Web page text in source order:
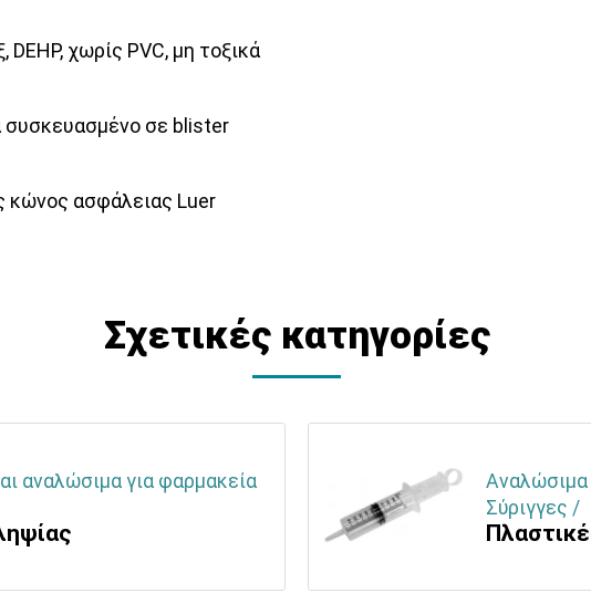
χωρίς PVC, μη τοξικά
συσκευασμένο σε blister
κώνος ασφάλειας Luer
Σχετικές κατηγορίες
αναλώσιμα για φαρμακεία
Αναλώσιμα
Σύριγγες /